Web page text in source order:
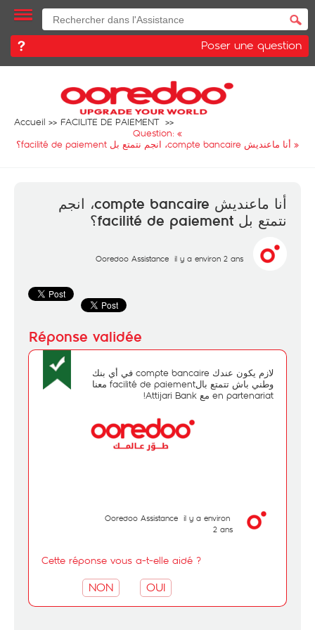
Poser une question
Accueil
FACILITE DE PAIEMENT
Question: «
أنا ماعنديش compte bancaire، انجم نتمتع بل facilité de paiement؟ »
أنا ماعنديش compte bancaire، انجم
نتمتع بل facilité de paiement؟
Ooredoo Assistance il y a environ 2 ans
لازم يكون عندك compte bancaire في أي بنك
وطني باش تتمتع بالfacilité de paiement معنا
en partenariat مع Attijari Bank!
Ooredoo Assistance il y a environ
2 ans
Cette réponse vous a-t-elle aidé ?
NON OUI